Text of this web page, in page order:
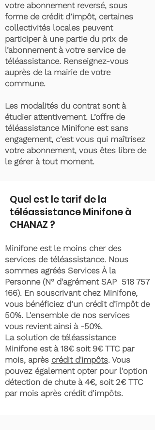
votre abonnement reversé, sous
forme de crédit d’impôt, certaines
collectivités locales peuvent
participer à une partie du prix de
l’abonnement à votre service de
téléassistance. Renseignez-vous
auprès de la mairie de votre
commune.
Les modalités du contrat sont à
étudier attentivement. L’offre de
téléassistance Minifone est sans
engagement, c'est vous qui maîtrisez
votre abonnement, vous êtes libre de
le gérer à tout moment.
Quel est le tarif de la
téléassistance Minifone à
CHANAZ ?
Minifone est le moins cher des
services de téléassistance. Nous
sommes agréés Services À la
Personne (N° d'agrément SAP 518 757
166). En souscrivant chez Minifone,
vous bénéficiez d’un crédit d’impôt de
50%. L'ensemble de nos services
vous revient ainsi à -50%.
La solution de téléassistance
Minifone est à 18€ soit 9€ TTC par
mois, après crédit d'impôts. Vous
pouvez également opter pour l'option
détection de chute à 4€, soit 2€ TTC
par mois après crédit d’impôts.